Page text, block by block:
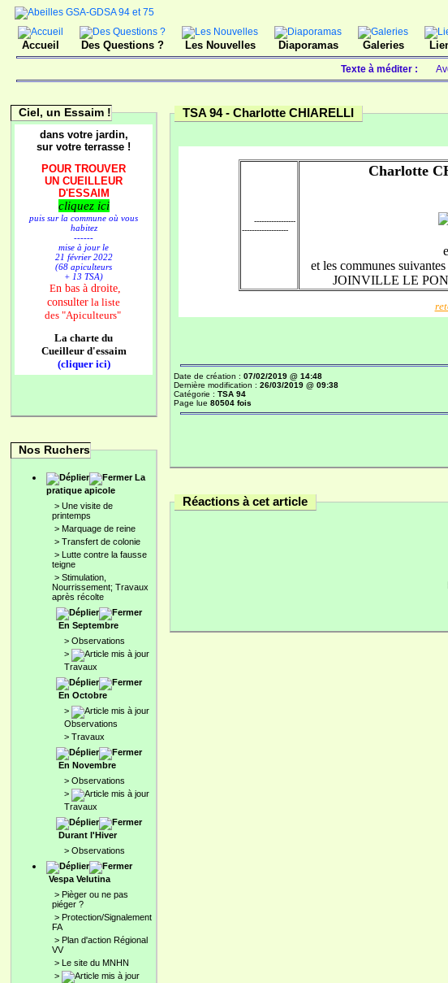
Accueil Des Questions ? Les Nouvelles Diaporamas Galeries
Texte à méditer :
Ciel, un Essaim !
dans votre jardin,
sur votre terrasse !
POUR TROUVER
UN CUEILLEUR
D'ESSAIM
cliquez ici
puis sur la commune où vous
habitez
------
mise à jour le
21 février 2022
(68 apiculteurs
+ 13 TSA)
En bas à droite,
consulter la liste
des "Apiculteurs"
La charte du
Cueilleur d'essaim
(cliquer ici)
Nos Ruchers
La
pratique apicole
> Une visite de
printemps
> Marquage de reine
> Transfert de colonie
> Lutte contre la fausse
teigne
> Stimulation,
Nourrissement; Travaux
après récolte
En Septembre
> Observations
>
Travaux
En Octobre
>
Observations
> Travaux
En Novembre
> Observations
>
Travaux
Durant l'Hiver
> Observations
Vespa Velutina
> Pièger ou ne pas
piéger ?
> Protection/Signalement
FA
> Plan d'action Régional
VV
> Le site du MNHN
>
TSA 94 - Charlotte CHIARELLI
-----------------
-------------------
Charlotte
et les communes
JOINVILLE LE
Date de création : 07/02/2019 @ 14:48
Dernière modification : 26/03/2019 @ 09:38
Catégorie : TSA 94
Page lue 80504 fois
Réactions à cet article